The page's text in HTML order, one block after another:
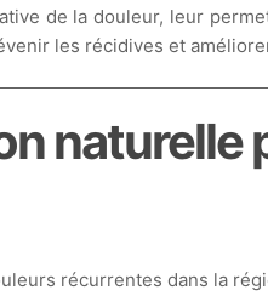
de la douleur, leur
les récidives et
naturelle
récurrentes dans la